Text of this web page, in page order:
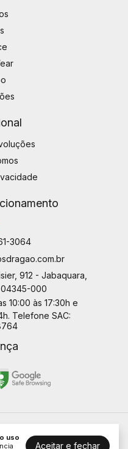
uso
Aceitar e fechar
3064
912 - Jabaquara,
04345-000
10:00 às 17:30h e
Telefone SAC:
LTDA
Todos os direitos